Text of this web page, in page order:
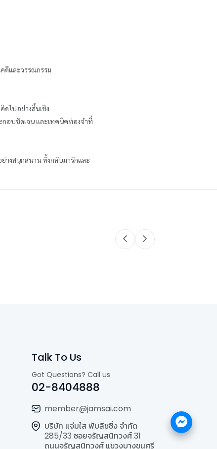
ดีและวรรณกรรม
ดไปอย่างสิ้นเชิง
อบชัดเจน และเทคนิคท่องจำที่
างสนุกสนาน ทั้งกลับมารักและ
Talk To Us
Got Questions? Call us
02-8404888
member@jamsai.com
บริษัท แจ่มใส พับลิชชิ่ง จำกัด
285/33 ซอยจรัญสนิทวงศ์ 31
ถนนจรัญสนิทวงศ์ แขวงบางขุนศรี